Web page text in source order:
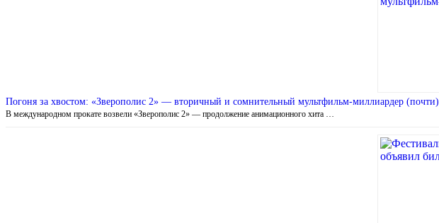
Погоня за хвостом: «Зверополис 2» — вторичный и сомнительный мультфильм-миллиардер (почти)
В международном прокате возвели «Зверополис 2» — продолжение анимационного хита …